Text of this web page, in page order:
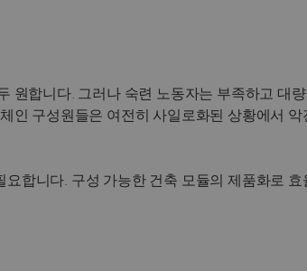
원합니다. 그러나 숙련 노동자는 부족하고 대
인 구성원들은 여전히 사일로화된 상황에서 악
합니다. 구성 가능한 건축 모듈의 제품화로 효